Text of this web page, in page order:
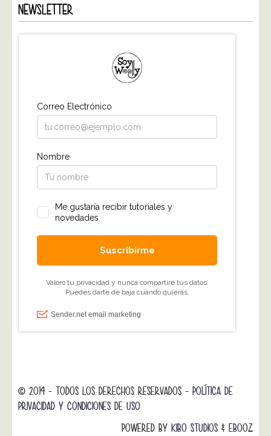
NEWSLETTER
© 2014 - TODOS LOS DERECHOS RESERVADOS - POLÍTICA DE
PRIVACIDAD Y CONDICIONES DE USO
POWERED BY KIBO STUDIOS & EBOOZ